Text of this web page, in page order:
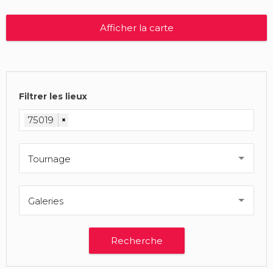
Afficher la carte
Filtrer les lieux
75019 ×
Tournage
Galeries